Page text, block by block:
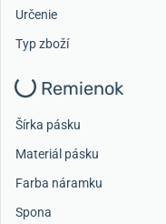
Určenie
Typ zboží
Remienok
Šírka pásku
Materiál pásku
Farba náramku
Spona